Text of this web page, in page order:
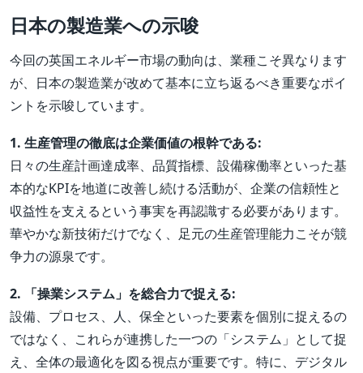
日本の製造業への示唆
今回の英国エネルギー市場の動向は、業種こそ異なります
が、日本の製造業が改めて基本に立ち返るべき重要なポイ
ントを示唆しています。
1. 生産管理の徹底は企業価値の根幹である:
日々の生産計画達成率、品質指標、設備稼働率といった基
本的なKPIを地道に改善し続ける活動が、企業の信頼性と
収益性を支えるという事実を再認識する必要があります。
華やかな新技術だけでなく、足元の生産管理能力こそが競
争力の源泉です。
2. 「操業システム」を総合力で捉える:
設備、プロセス、人、保全といった要素を個別に捉えるの
ではなく、これらが連携した一つの「システム」として捉
え、全体の最適化を図る視点が重要です。特に、デジタル